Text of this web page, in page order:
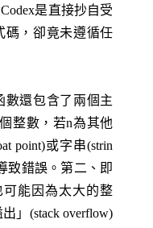
是直接抄自受
碼，卻竟未遵循任
數還包含了兩個主
整數，若n為其他
point)或字串(strin
致錯誤。第二、即
能因為太大的整
」(stack overflow)